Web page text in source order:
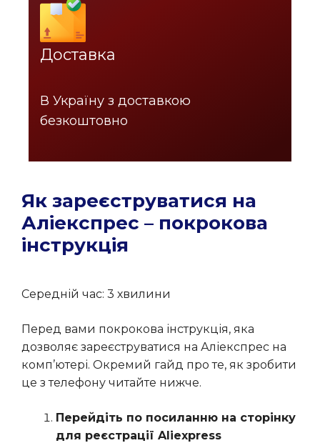
Доставка
В Україну з доставкою
безкоштовно
Як зареєструватися на
Аліекспрес – покрокова
інструкція
Середній час: 3 хвилини
Перед вами покрокова інструкція, яка
дозволяє зареєструватися на Аліекспрес на
комп’ютері. Окремий гайд про те, як зробити
це з телефону читайте нижче.
Перейдіть по посиланню на сторінку
для реєстрації Aliexpress